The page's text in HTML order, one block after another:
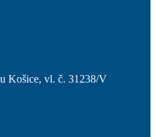
Košice, vl. č. 31238/V